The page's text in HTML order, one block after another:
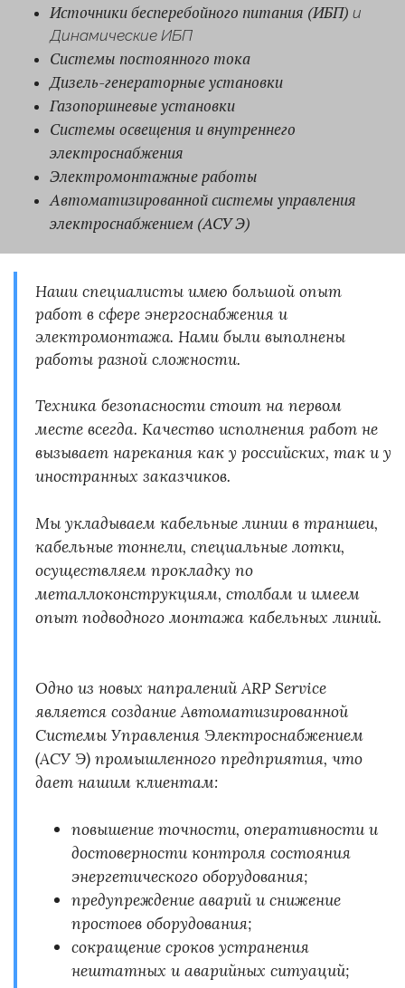
Источники бесперебойного питания (ИБП) и
Динамические ИБП
Системы постоянного тока
Дизель-генераторные установки
Газопоршневые установки
Системы освещения и внутреннего
электроснабжения
Электромонтажные работы
Автоматизированной системы управления
электроснабжением (АСУ Э)
Наши специалисты имею большой опыт
работ в сфере энергоснабжения и
электромонтажа. Нами были выполнены
работы разной сложности.
Техника безопасности стоит на первом
месте всегда. Качество исполнения работ не
вызывает нарекания как у российских, так и у
иностранных заказчиков.
Мы укладываем кабельные линии в траншеи,
кабельные тоннели, специальные лотки,
осуществляем прокладку по
металлоконструкциям, столбам и имеем
опыт подводного монтажа кабельных линий.
Одно из новых напралений ARP Service
является создание Автоматизированной
Системы Управления Электроснабжением
(АСУ Э) промышленного предприятия, что
дает нашим клиентам:
повышение точности, оперативности и
достоверности контроля состояния
энергетического оборудования;
предупреждение аварий и снижение
простоев оборудования;
сокращение сроков устранения
нештатных и аварийных ситуаций;